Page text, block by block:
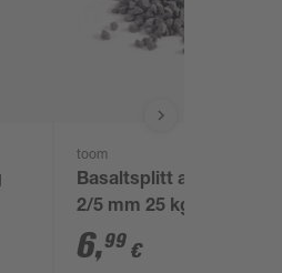
toom
Basaltsplitt anthrazit
2/5 mm 25 kg
6,99 €